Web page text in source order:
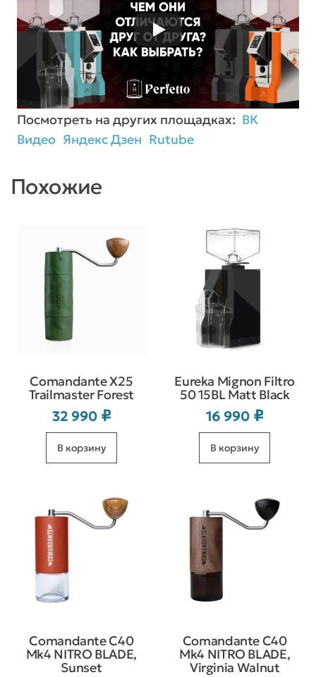
Посмотреть на других площадках: ВК
Видео Яндекс Дзен Rutube
Похожие
Comandante X25
Trailmaster Forest
32 990 ₽
В корзину
Eureka Mignon Filtro
50 15BL Matt Black
16 990 ₽
В корзину
Comandante C40
Mk4 NITRO BLADE,
Sunset
Comandante C40
Mk4 NITRO BLADE,
Virginia Walnut